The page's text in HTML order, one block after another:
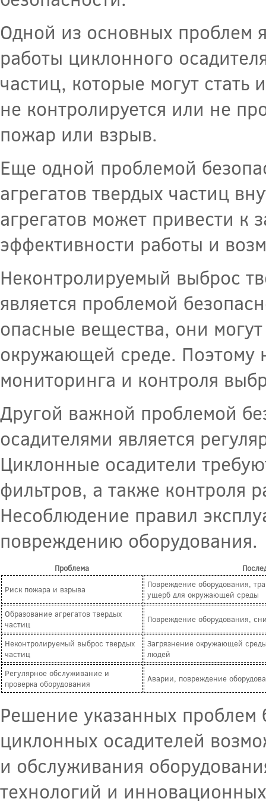
Одной из основных проблем
работы циклонного
частиц, которые могут
не контролируется или не
пожар или взрыв.
Еще одной проблемой
агрегатов твердых частиц
агрегатов может привести к
эффективности работы и
Неконтролируемый выброс
является проблемой
опасные вещества, они
окружающей среде. Поэтому
мониторинга и контроля
Другой важной проблемой
осадителями является
Циклонные осадители
фильтров, а также контроля
Несоблюдение правил
повреждению оборудования.
Проблема
Риск пожара и взрыва
Повреждение оборудования,
ущерб для окружающей среды
Образование агрегатов твердых
частиц
Повреждение оборудования,
Неконтролируемый выброс твердых
частиц
Загрязнение окружающей
людей
Регулярное обслуживание и
проверка оборудования
Аварии, повреждение
Решение указанных проблем
циклонных осадителей
и обслуживания
технологий и